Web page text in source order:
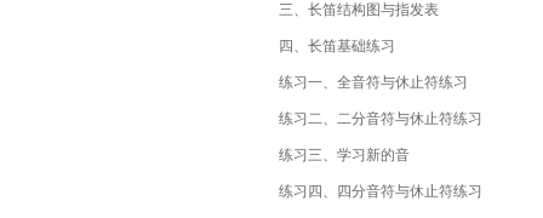
三、长笛结构图与指发表
四、长笛基础练习
练习一、全音符与休止符练习
练习二、二分音符与休止符练习
练习三、学习新的音
练习四、四分音符与休止符练习